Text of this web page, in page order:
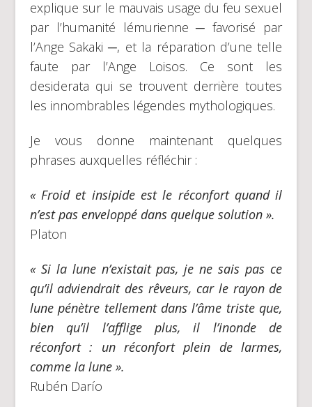
explique sur le mauvais usage du feu sexuel
par l’humanité lémurienne ─ favorisé par
l’Ange Sakaki ─, et la réparation d’une telle
faute par l’Ange Loisos. Ce sont les
desiderata qui se trouvent derrière toutes
les innombrables légendes mythologiques.
Je vous donne maintenant quelques
phrases auxquelles réfléchir :
« Froid et insipide est le réconfort quand il
n’est pas enveloppé dans quelque solution ».
Platon
« Si la lune n’existait pas, je ne sais pas ce
qu’il adviendrait des rêveurs, car le rayon de
lune pénètre tellement dans l’âme triste que,
bien qu’il l’afflige plus, il l’inonde de
réconfort : un réconfort plein de larmes,
comme la lune ».
Rubén Darío